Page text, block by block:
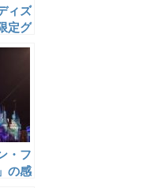
ィズ
定グ
スメ
・フ
の感